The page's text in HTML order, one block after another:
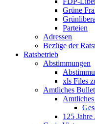
Grüne
Parteien
Adressen
Bezüge der
Ratsbetrieb
Abstimmungen
xls Files
Amtliches
125